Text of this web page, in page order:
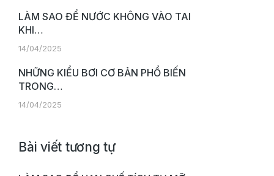
LÀM SAO ĐỂ NƯỚC KHÔNG VÀO TAI
KHI…
14/04/2025
NHỮNG KIỂU BƠI CƠ BẢN PHỔ BIẾN
TRONG…
14/04/2025
Bài viết tương tự